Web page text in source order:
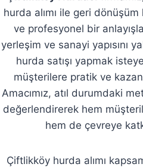
hurda alımı ile geri dönüşüm
ve profesyonel bir
yerleşim ve sanayi yapısını
hurda satışı yapmak
müşterilere pratik ve
Amacımız, atıl durumdaki
değerlendirerek hem
hem de çevreye
Çiftlikköy hurda alımı